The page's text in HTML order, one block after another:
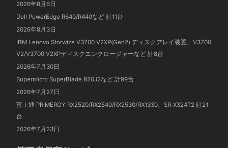
2026年8月6日
Dell PowerEdge R640/R440など 計11台
2026年8月3日
IBM Lenovo Storwize V3700 V2XP(Gen2) ディスクアレイ装置、V3700
V2/V3700 V2XPディスクエンクロージャーなど 計8台
2026年7月30日
Supermicro SuperBlade 820J2など 計99台
2026年7月27日
富士通 PRIMERGY RX2520/RX2540/RX2530/RX1330、SR-X324T2 計21
台
2026年7月23日